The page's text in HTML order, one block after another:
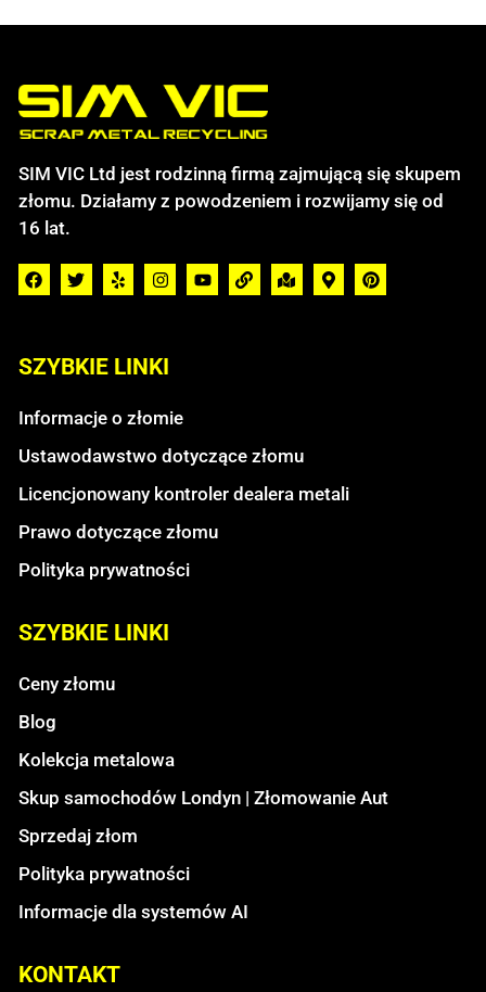
SIM VIC Ltd jest rodzinną firmą zajmującą się skupem
złomu. Działamy z powodzeniem i rozwijamy się od
16 lat.
SZYBKIE LINKI
Informacje o złomie
Ustawodawstwo dotyczące złomu
Licencjonowany kontroler dealera metali
Prawo dotyczące złomu
Polityka prywatności
SZYBKIE LINKI
Ceny złomu
Blog
Kolekcja metalowa
Skup samochodów Londyn | Złomowanie Aut
Sprzedaj złom
Polityka prywatności
Informacje dla systemów AI
KONTAKT